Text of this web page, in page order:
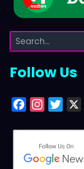
Follow Us
c
b
s
t
a
i
t
t